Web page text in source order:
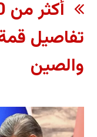
تفاصيل قمة
والصين